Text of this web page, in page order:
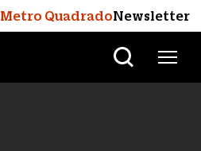
Metro QuadradoNewsletter